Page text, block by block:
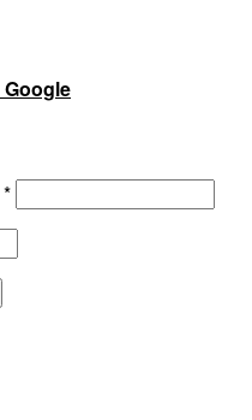
Google
*